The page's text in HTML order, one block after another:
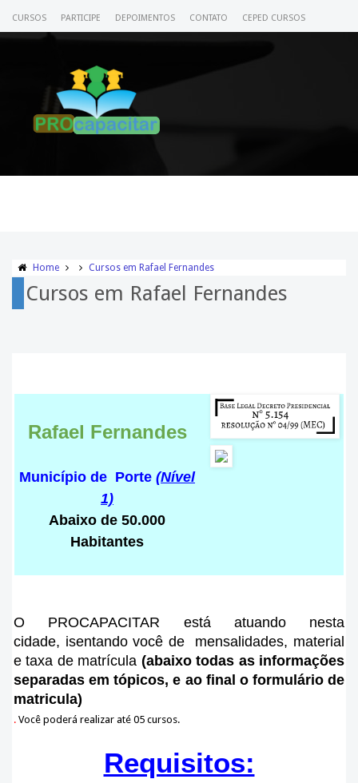
CURSOS PARTICIPE DEPOIMENTOS CONTATO CEPED CURSOS
Home Cursos em Rafael Fernandes
Cursos em Rafael Fernandes
Rafael Fernandes
Município de Porte (Nível
1)
Abaixo de 50.000
Habitantes
O PROCAPACITAR está atuando nesta
cidade, isentando você de mensalidades, material
e taxa de matrícula (abaixo todas as informações
separadas em tópicos, e ao final o formulário de
matricula)
. Você poderá realizar até 05 cursos.
Requisitos: